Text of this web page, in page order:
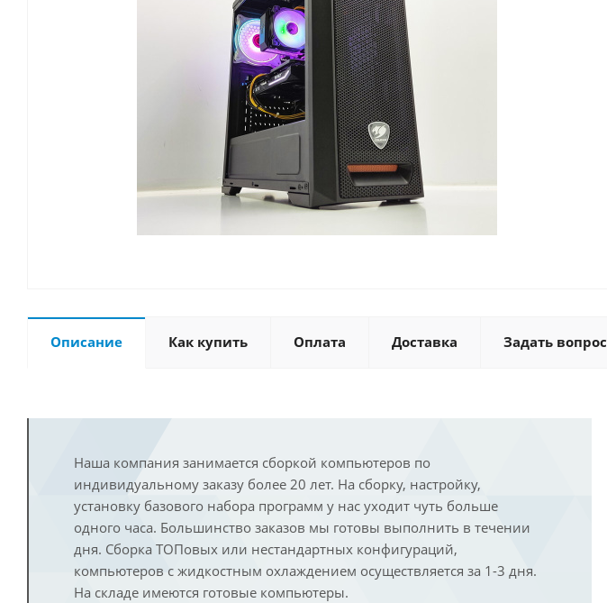
Описание Как купить Оплата Доставка Задать вопрос
Наша компания занимается сборкой компьютеров по
индивидуальному заказу более 20 лет. На сборку, настройку,
установку базового набора программ у нас уходит чуть больше
одного часа. Большинство заказов мы готовы выполнить в течении
дня. Сборка ТОПовых или нестандартных конфигураций,
компьютеров с жидкостным охлаждением осуществляется за 1-3 дня.
На складе имеются готовые компьютеры.